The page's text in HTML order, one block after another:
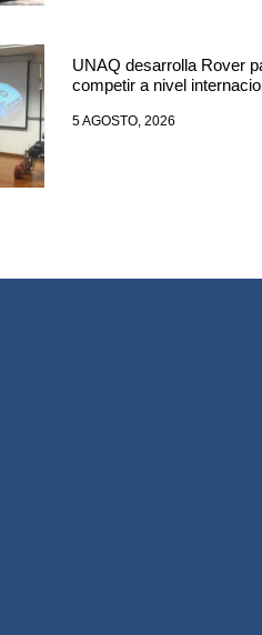
UNAQ desarrolla Rover
competir a nivel
5 AGOSTO, 2026